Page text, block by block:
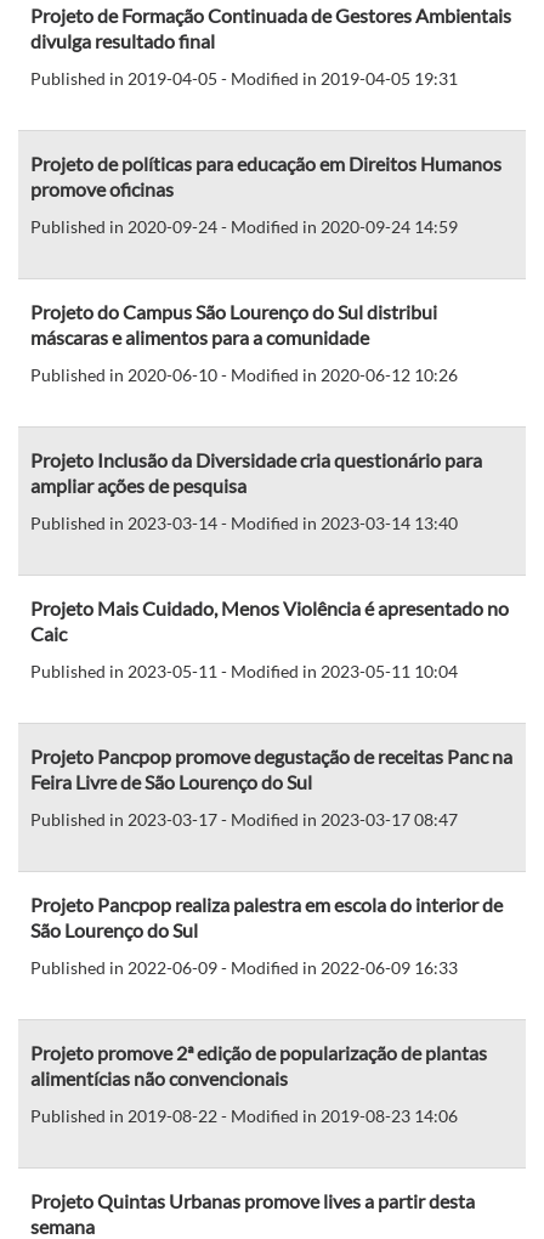
Projeto de Formação Continuada de Gestores Ambientais
divulga resultado final
Published in 2019-04-05 - Modified in 2019-04-05 19:31
Projeto de políticas para educação em Direitos Humanos
promove oficinas
Published in 2020-09-24 - Modified in 2020-09-24 14:59
Projeto do Campus São Lourenço do Sul distribui
máscaras e alimentos para a comunidade
Published in 2020-06-10 - Modified in 2020-06-12 10:26
Projeto Inclusão da Diversidade cria questionário para
ampliar ações de pesquisa
Published in 2023-03-14 - Modified in 2023-03-14 13:40
Projeto Mais Cuidado, Menos Violência é apresentado no
Caic
Published in 2023-05-11 - Modified in 2023-05-11 10:04
Projeto Pancpop promove degustação de receitas Panc na
Feira Livre de São Lourenço do Sul
Published in 2023-03-17 - Modified in 2023-03-17 08:47
Projeto Pancpop realiza palestra em escola do interior de
São Lourenço do Sul
Published in 2022-06-09 - Modified in 2022-06-09 16:33
Projeto promove 2ª edição de popularização de plantas
alimentícias não convencionais
Published in 2019-08-22 - Modified in 2019-08-23 14:06
Projeto Quintas Urbanas promove lives a partir desta
semana